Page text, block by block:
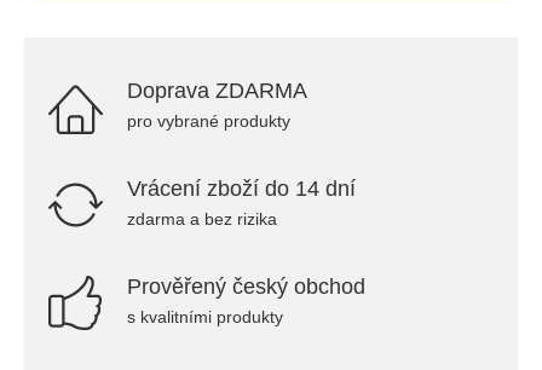
Doprava ZDARMA
pro vybrané produkty
Vrácení zboží do 14 dní
zdarma a bez rizika
Prověřený český obchod
s kvalitními produkty